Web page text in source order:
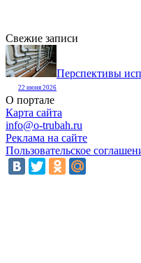
Свежие записи
Перспективы
22 июня 2026
О портале
Карта сайта
info@o-trubah.ru
Реклама на сайте
Пользовательское